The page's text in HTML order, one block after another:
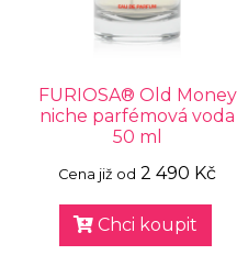
FURIOSA® Old Money
niche parfémová voda
50 ml
Cena již od 2 490 Kč
Chci koupit